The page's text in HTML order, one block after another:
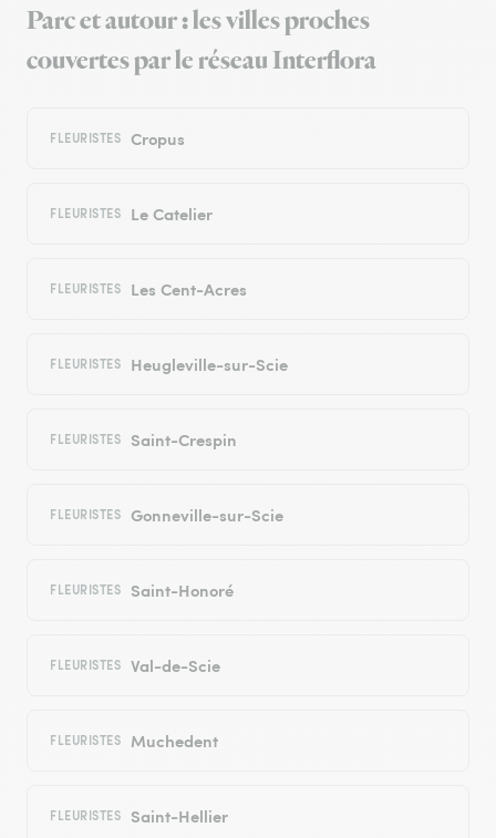
Parc et autour : les villes proches
couvertes par le réseau Interflora
FLEURISTES Cropus
FLEURISTES Le Catelier
FLEURISTES Les Cent-Acres
FLEURISTES Heugleville-sur-Scie
FLEURISTES Saint-Crespin
FLEURISTES Gonneville-sur-Scie
FLEURISTES Saint-Honoré
FLEURISTES Val-de-Scie
FLEURISTES Muchedent
FLEURISTES Saint-Hellier